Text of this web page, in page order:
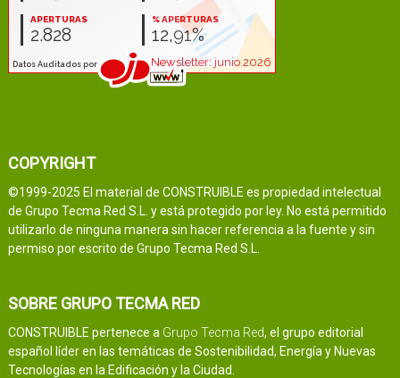
COPYRIGHT
©1999-2025 El material de CONSTRUIBLE es propiedad intelectual
de Grupo Tecma Red S.L. y está protegido por ley. No está permitido
utilizarlo de ninguna manera sin hacer referencia a la fuente y sin
permiso por escrito de Grupo Tecma Red S.L.
SOBRE GRUPO TECMA RED
CONSTRUIBLE pertenece a Grupo Tecma Red, el grupo editorial
español líder en las temáticas de Sostenibilidad, Energía y Nuevas
Tecnologías en la Edificación y la Ciudad.